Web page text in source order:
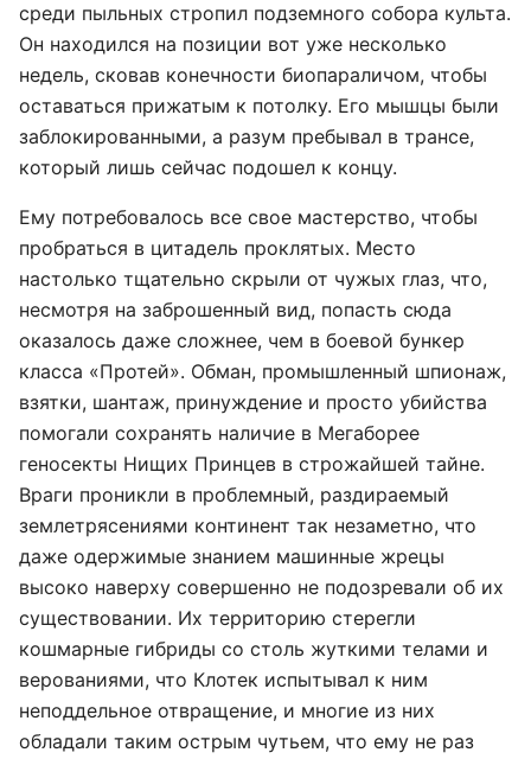
среди пыльных стропил подземного собора культа.
Он находился на позиции вот уже несколько
недель, сковав конечности биопараличом, чтобы
оставаться прижатым к потолку. Его мышцы были
заблокированными, а разум пребывал в трансе,
который лишь сейчас подошел к концу.
Ему потребовалось все свое мастерство, чтобы
пробраться в цитадель проклятых. Место
настолько тщательно скрыли от чужых глаз, что,
несмотря на заброшенный вид, попасть сюда
оказалось даже сложнее, чем в боевой бункер
класса «Протей». Обман, промышленный шпионаж,
взятки, шантаж, принуждение и просто убийства
помогали сохранять наличие в Мегаборее
геносекты Нищих Принцев в строжайшей тайне.
Враги проникли в проблемный, раздираемый
землетрясениями континент так незаметно, что
даже одержимые знанием машинные жрецы
высоко наверху совершенно не подозревали об их
существовании. Их территорию стерегли
кошмарные гибриды со столь жуткими телами и
верованиями, что Клотек испытывал к ним
неподдельное отвращение, и многие из них
обладали таким острым чутьем, что ему не раз